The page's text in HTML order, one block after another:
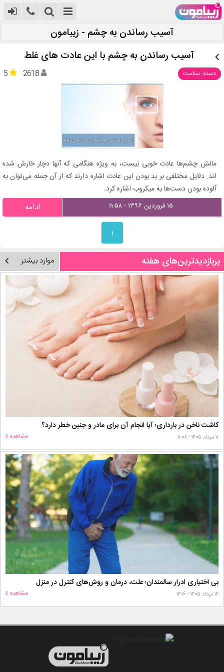
آسیب رساندن به چشم - زیبامون
آسیب رساندن به چشم با این عادت های غلط
دسته: سلامت 5 2618
مالش چشم‌ها عادت خوبی نیست، به ویژه هنگامی که آنها دچار خارش شده
اند. دلایل مختلفی بر بد بودن این عادت اشاره دارند که از آن جمله می‌توان به
آلوده بودن دست‌ها به میکروب‌ اشاره کرد.
۱۵ فروردین ۱۳۹۶ - ۱۱:۵۸ ادامه
۱
پربازدیدترین‌های هفته موارد بیشتر
کاشت ناخن در بارداری؛ آیا انجام آن برای مادر و جنین خطر دارد؟
۱۱ مرداد ۱۴۰۵ - ۱۱:۰۸ مشاهده
بی اختیاری ادرار سالمندان؛ علت، درمان و روش‌های کنترل در منزل
۱۲ مرداد ۱۴۰۵ - ۱۴:۱۶ مشاهده